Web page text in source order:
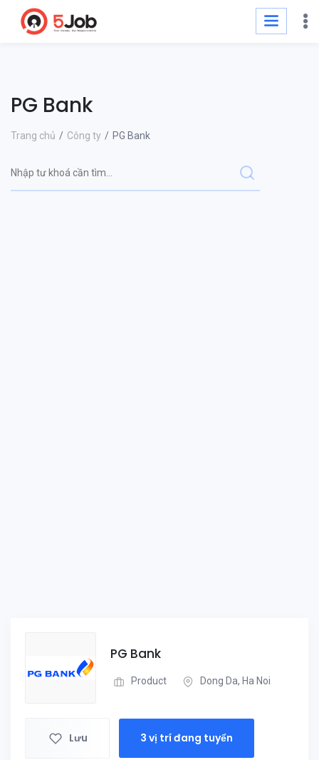
PG Bank
Trang chủ Công ty PG Bank
PG Bank
Product Dong Da, Ha Noi
Lưu 3 vị trí đang tuyển